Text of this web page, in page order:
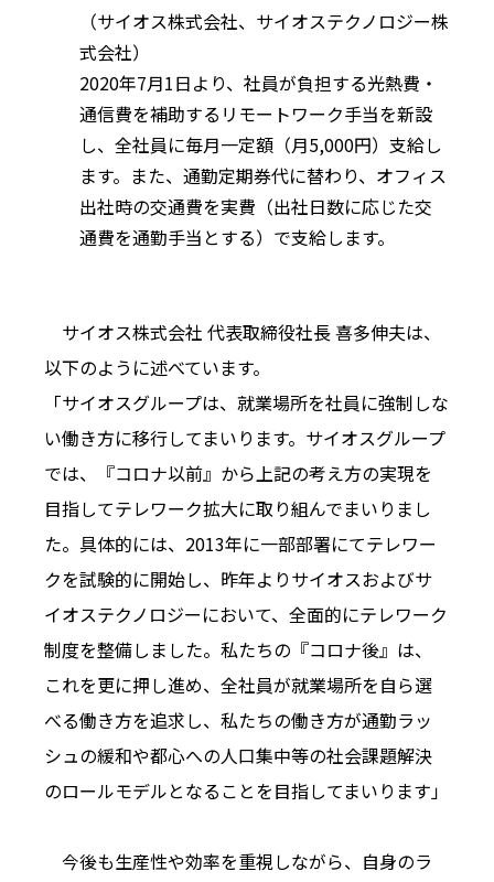
（サイオス株式会社、サイオステクノロジー株
式会社）
2020年7月1日より、社員が負担する光熱費・
通信費を補助するリモートワーク手当を新設
し、全社員に毎月一定額（月5,000円）支給し
ます。また、通勤定期券代に替わり、オフィス
出社時の交通費を実費（出社日数に応じた交
通費を通勤手当とする）で支給します。
サイオス株式会社 代表取締役社長 喜多伸夫は、
以下のように述べています。
「サイオスグループは、就業場所を社員に強制しな
い働き方に移行してまいります。サイオスグループ
では、『コロナ以前』から上記の考え方の実現を
目指してテレワーク拡大に取り組んでまいりまし
た。具体的には、2013年に一部部署にてテレワー
クを試験的に開始し、昨年よりサイオスおよびサ
イオステクノロジーにおいて、全面的にテレワーク
制度を整備しました。私たちの『コロナ後』は、
これを更に押し進め、全社員が就業場所を自ら選
べる働き方を追求し、私たちの働き方が通勤ラッ
シュの緩和や都心への人口集中等の社会課題解決
のロールモデルとなることを目指してまいります」
今後も生産性や効率を重視しながら、自身のラ